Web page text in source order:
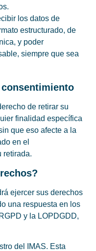
los datos de
estructurado, de
y poder
siempre que sea
de retirar su
finalidad específica
que eso afecte a la
en el
retirada.
ejercer sus derechos
una respuesta en los
y la LOPDGDD,
del IMAS. Esta